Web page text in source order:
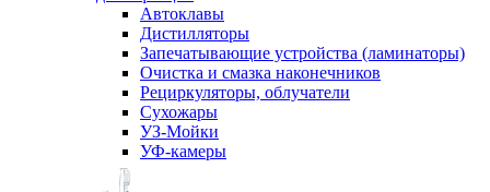
Автоклавы
Дистилляторы
Запечатывающие устройства (ламинаторы)
Очистка и смазка наконечников
Рециркуляторы, облучатели
Сухожары
УЗ-Мойки
УФ-камеры